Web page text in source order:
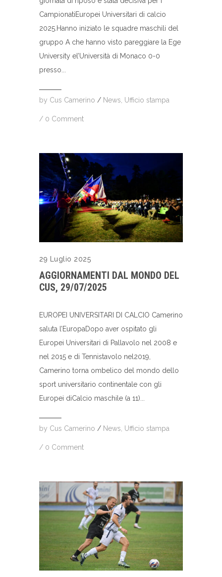
CampionatiEuropei Universitari di calcio
2025.Hanno iniziato le squadre maschili del
gruppo A che hanno visto pareggiare la Ege
University el’Università di Monaco 0-0
presso...
by Cus Camerino / News, Ufficio stampa
/ 0 Comment
29 Luglio 2025
AGGIORNAMENTI DAL MONDO DEL
CUS, 29/07/2025
EUROPEI UNIVERSITARI DI CALCIO Camerino
saluta l’EuropaDopo aver ospitato gli
Europei Universitari di Pallavolo nel 2008 e
nel 2015 e di Tennistavolo nel2019,
Camerino torna ombelico del mondo dello
sport universitario continentale con gli
Europei diCalcio maschile (a 11)...
by Cus Camerino / News, Ufficio stampa
/ 0 Comment